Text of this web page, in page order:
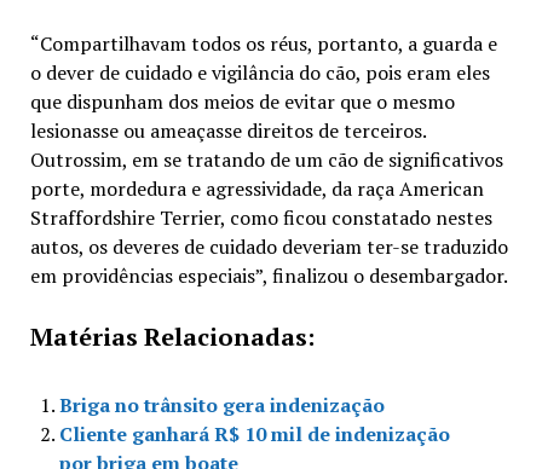
“Compartilhavam todos os réus, portanto, a guarda e
o dever de cuidado e vigilância do cão, pois eram eles
que dispunham dos meios de evitar que o mesmo
lesionasse ou ameaçasse direitos de terceiros.
Outrossim, em se tratando de um cão de significativos
porte, mordedura e agressividade, da raça American
Straffordshire Terrier, como ficou constatado nestes
autos, os deveres de cuidado deveriam ter-se traduzido
em providências especiais”, finalizou o desembargador.
Matérias Relacionadas:
Briga no trânsito gera indenização
Cliente ganhará R$ 10 mil de indenização
por briga em boate